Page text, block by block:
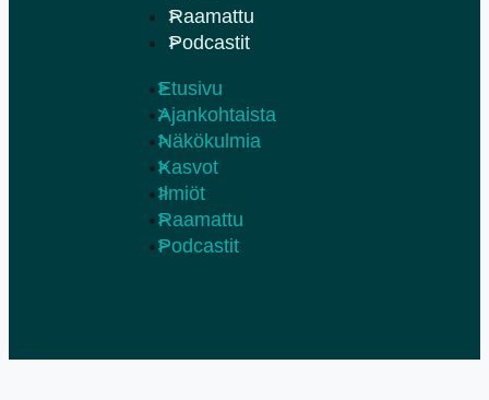
Raamattu
Podcastit
Etusivu
Ajankohtaista
Näkökulmia
Kasvot
Ilmiöt
Raamattu
Podcastit